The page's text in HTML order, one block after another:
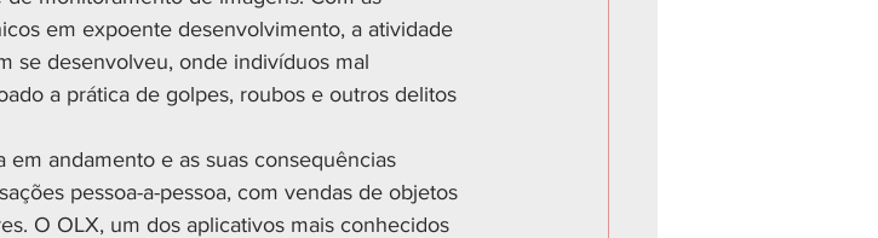
em expoente desenvolvimento, a atividade
se desenvolveu, onde indivíduos mal
a prática de golpes, roubos e outros delitos
andamento e as suas consequências
pessoa-a-pessoa, com vendas de objetos
O OLX, um dos aplicativos mais conhecidos